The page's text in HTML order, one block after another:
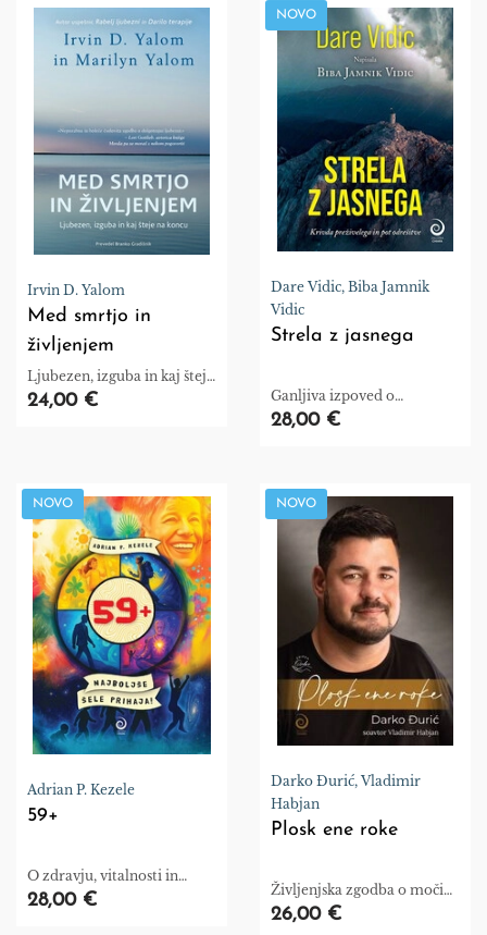
Irvin D. Yalom
Med smrtjo in
življenjem
Ljubezen, izguba in kaj šteje
na koncu
24,00 €
NOVO
Dare Vidic, Biba Jamnik
Vidic
Strela z jasnega
Ganljiva izpoved o
preživetju.
28,00 €
NOVO
Adrian P. Kezele
59+
O zdravju, vitalnosti in
novih začetkih
28,00 €
NOVO
Darko Đurić, Vladimir
Habjan
Plosk ene roke
Življenjska zgodba o moči
volje in premikanju meja
26,00 €